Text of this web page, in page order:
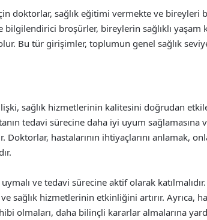
doktorlar, sağlık eğitimi vermekte ve bireyleri
broşürler, bireylerin sağlıklı yaşam
Bu tür girişimler, toplumun genel sağlık
sağlık hizmetlerinin kalitesini doğrudan
tedavi sürecine daha iyi uyum sağlamasına
Doktorlar, hastalarının ihtiyaçlarını anlamak,
ve tedavi sürecine aktif olarak
sağlık hizmetlerinin etkinliğini artırır. Ayrıca,
olmaları, daha bilinçli kararlar almalarına